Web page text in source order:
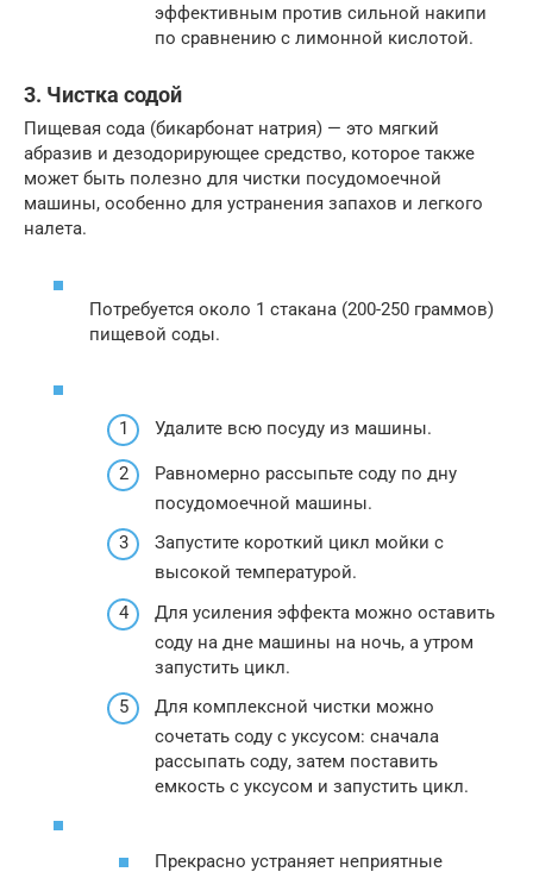
эффективным против сильной накипи
по сравнению с лимонной кислотой.
3. Чистка содой
Пищевая сода (бикарбонат натрия) — это мягкий
абразив и дезодорирующее средство, которое также
может быть полезно для чистки посудомоечной
машины, особенно для устранения запахов и легкого
налета.
Потребуется около 1 стакана (200-250 граммов)
пищевой соды.
Удалите всю посуду из машины.
Равномерно рассыпьте соду по дну
посудомоечной машины.
Запустите короткий цикл мойки с
высокой температурой.
Для усиления эффекта можно оставить
соду на дне машины на ночь, а утром
запустить цикл.
Для комплексной чистки можно
сочетать соду с уксусом: сначала
рассыпать соду, затем поставить
емкость с уксусом и запустить цикл.
Прекрасно устраняет неприятные